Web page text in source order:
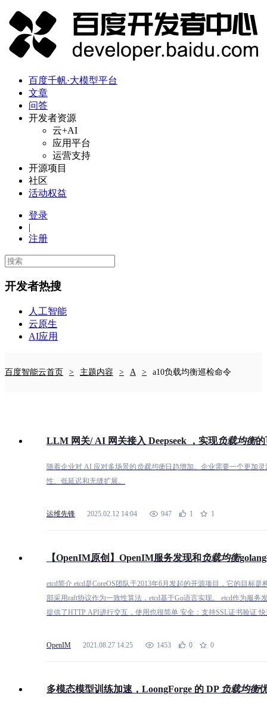
百度千帆·大模型平台
文章
问答
开发者资源
云+AI
应用平台
运营支持
开源项目
社区
活动权益
登录
|
注册
开发者热搜
人工智能
云原生
AI应用
百度智能云首页 主题内容 A a10负载均衡巡检命令
LLM 网关/ AI 网关接入 Deepseek ，实现负载均衡的
随着企业对 AI 应对多场景的 负载均衡日趋增加。企业需要一个更加
性、低延迟和无缝扩展。
运维先锋 2025.02.12 14:04 947 1 1
【OpenIM原创】OpenIM服务发现和 负载均衡
etcd简介 etcd是CoreOS团队于2013年6月发起的开源项目，它的目标
部采用raft协议作为一致性算法，etcd基于Go语言实现。 etcd作为服务发现系统，有以下
提供了HTTP API进行交互，使用也很简单 安全：支持SSL证书验证
用场景-服务发现 etcd比较多的应用场景是用于服务发现，服务发现
可。 一个强一致性、高可用的服务存储目录。 基于Ralf算法的etcd天生就是这样一个强一致性、高可用的服务存储目录。 一
OpenIM 2021.08.27 14:25 1453 0 0
多模态模型训练加速，LoongForge 的 DP 负载均衡